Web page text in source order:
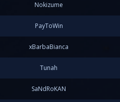
Nokizume
PayToWin
xBarbaBianca
Tunah
SaNdRoKAN